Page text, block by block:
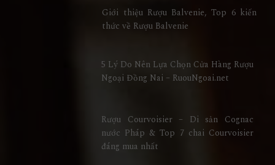
Giới thiệu Rượu Balvenie, Top 6 kiến
thức về Rượu Balvenie
5 Lý Do Nên Lựa Chọn Cửa Hàng Rượu
Ngoại Đồng Nai – RuouNgoai.net
Rượu Courvoisier – Di sản Cognac
nước Pháp & Top 7 chai Courvoisier
đáng mua nhất